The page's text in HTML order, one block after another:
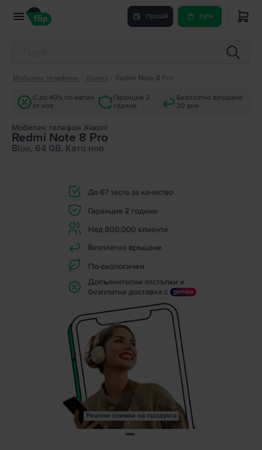
Продай Купи
Мобилни телефони Xiaomi Redmi Note 8 Pro
С до 40% по-евтин
от нов
Гаранция 2
години
Безплатно връщане
30 дни
Мобилен телефон Xiaomi
Redmi Note 8 Pro
Blue, 64 GB, Като нов
Реални снимки на продукта